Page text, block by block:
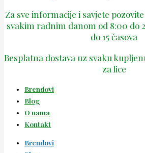
Za sve informacije i savjete
svakim radnim danom od 8:00 do
do 15 časova
Besplatna dostava uz svaku
za lice
Brendovi
Blog
O nama
Kontakt
Brendovi